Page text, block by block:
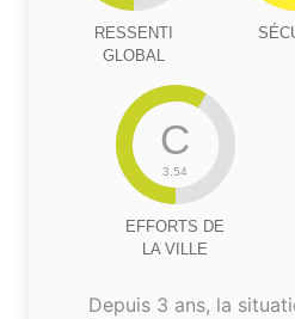
RESSENTI
GLOBAL
C
3.54
EFFORTS DE
LA VILLE
Depuis 3 ans, la